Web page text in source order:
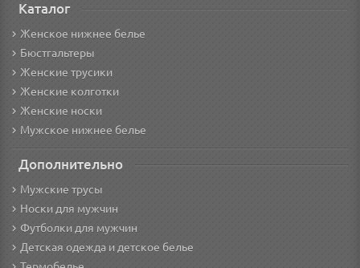
Каталог
Женское нижнее белье
Бюстгальтеры
Женские трусики
Женские колготки
Женские носки
Мужское нижнее белье
Дополнительно
Мужские трусы
Носки для мужчин
Футболки для мужчин
Детская одежда и детское белье